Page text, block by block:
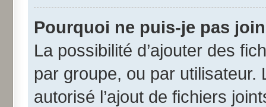
Pourquoi ne puis-je pas
La possibilité d’ajouter des
par groupe, ou par utilisateur.
autorisé l’ajout de fichiers